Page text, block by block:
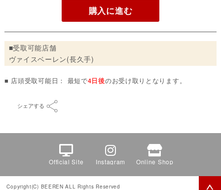
購入に進む
■受取可能店舗
ヴァイスベーレン(長久手)
■ 店頭受取可能日： 最短で4日後のお受け取りとなります。
シェアする
Official Site Instagram Online Shop
Copyright(C) BEEREN ALL Rights Reserved